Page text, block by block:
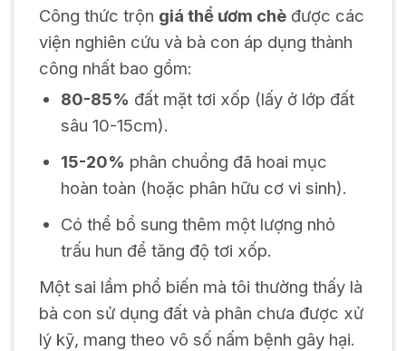
Công thức trộn giá thể ươm chèđược các
viện nghiên cứu và bà con áp dụng thành
công nhất bao gồm:
80-85% đất mặt tơi xốp (lấy ở lớp đất
sâu 10-15cm).
15-20% phân chuồng đã hoai mục
hoàn toàn (hoặc phân hữu cơ vi sinh).
Có thể bổ sung thêm một lượng nhỏ
trấu hun để tăng độ tơi xốp.
Một sai lầm phổ biến mà tôi thường thấy là
bà con sử dụng đất và phân chưa được xử
lý kỹ, mang theo vô số nấm bệnh gây hại.